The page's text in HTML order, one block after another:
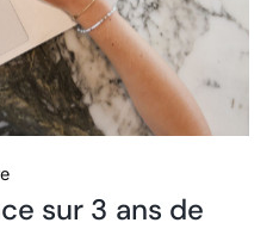
sur 3 ans de